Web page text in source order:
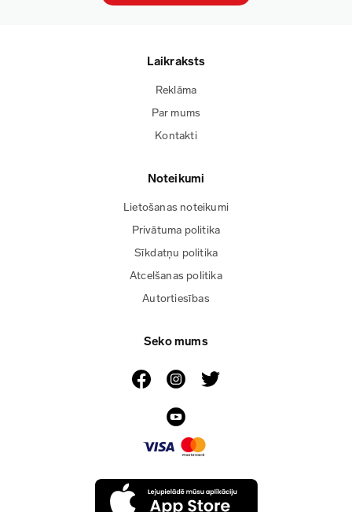
Laikraksts
Reklāma
Par mums
Kontakti
Noteikumi
Lietošanas noteikumi
Privātuma politika
Sīkdatņu politika
Atcelšanas politika
Autortiesības
Seko mums